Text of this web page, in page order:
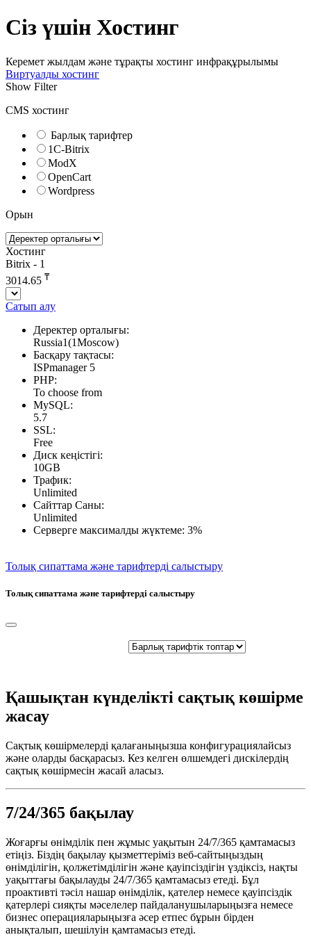
Сіз үшін Хостинг
Керемет жылдам және тұрақты хостинг инфрақұрылымы
Виртуалды хостинг
Show Filter
CMS хостинг
Барлық тарифтер
1C-Bitrix
ModX
OpenCart
Wordpress
Орын
Хостинг
Bitrix - 1
3014.65 ₸
Сатып алу
Деректер орталығы:
Russia1(1Moscow)
Басқару тақтасы:
ISPmanager 5
PHP:
To choose from
MySQL:
5.7
SSL:
Free
Диск кеңістігі:
10GB
Трафик:
Unlimited
Сайттар Саны:
Unlimited
Серверге максималды жүктеме: 3%
Толық сипаттама және тарифтерді салыстыру
Толық сипаттама және тарифтерді салыстыру
Қашықтан күнделікті сақтық көшірме
жасау
Сақтық көшірмелерді қалағаныңызша конфигурациялайсыз
және оларды басқарасыз. Кез келген өлшемдегі дискілердің
сақтық көшірмесін жасай аласыз.
7/24/365 бақылау
Жоғарғы өнімділік пен жұмыс уақытын 24/7/365 қамтамасыз
етіңіз. Біздің бақылау қызметтеріміз веб-сайтыңыздың
өнімділігін, қолжетімділігін және қауіпсіздігін үздіксіз, нақты
уақыттағы бақылауды 24/7/365 қамтамасыз етеді. Бұл
проактивті тәсіл нашар өнімділік, қателер немесе қауіпсіздік
қатерлері сияқты мәселелер пайдаланушыларыңызға немесе
бизнес операцияларыңызға әсер етпес бұрын бірден
анықталып, шешілуін қамтамасыз етеді.